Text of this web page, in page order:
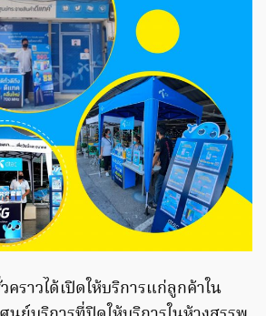
ราวได้เปิดให้บริการแก่ลูกค้าใน